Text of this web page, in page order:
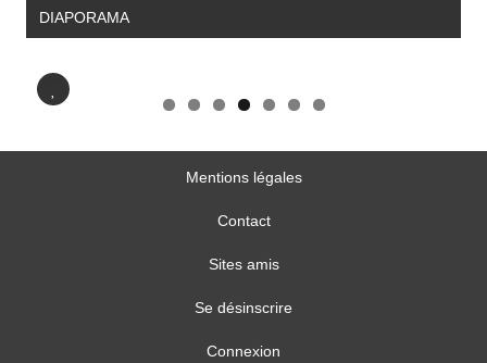
DIAPORAMA
Mentions légales
Contact
Sites amis
Se désinscrire
Connexion